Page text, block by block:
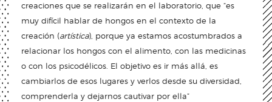
creaciones que se realizarán en el laboratorio, que “es
muy difícil hablar de hongos en el contexto de la
creación (artística), porque ya estamos acostumbrados a
relacionar los hongos con el alimento, con las medicinas
o con los psicodélicos. El objetivo es ir más allá, es
cambiarlos de esos lugares y verlos desde su diversidad,
comprenderla y dejarnos cautivar por ella”